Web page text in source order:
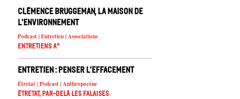
Clémence Bruggeman, la Maison de
l’Environnement
Podcast | Entretien | Associations
Entretiens A°
Entretien : Penser l’effacement
Étretat | Podcast | Anthropocène
Étretat, par-delà les falaises